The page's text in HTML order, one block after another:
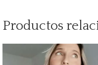
Productos